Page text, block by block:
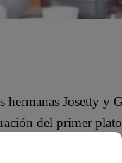
hermanas Josetty y
del primer